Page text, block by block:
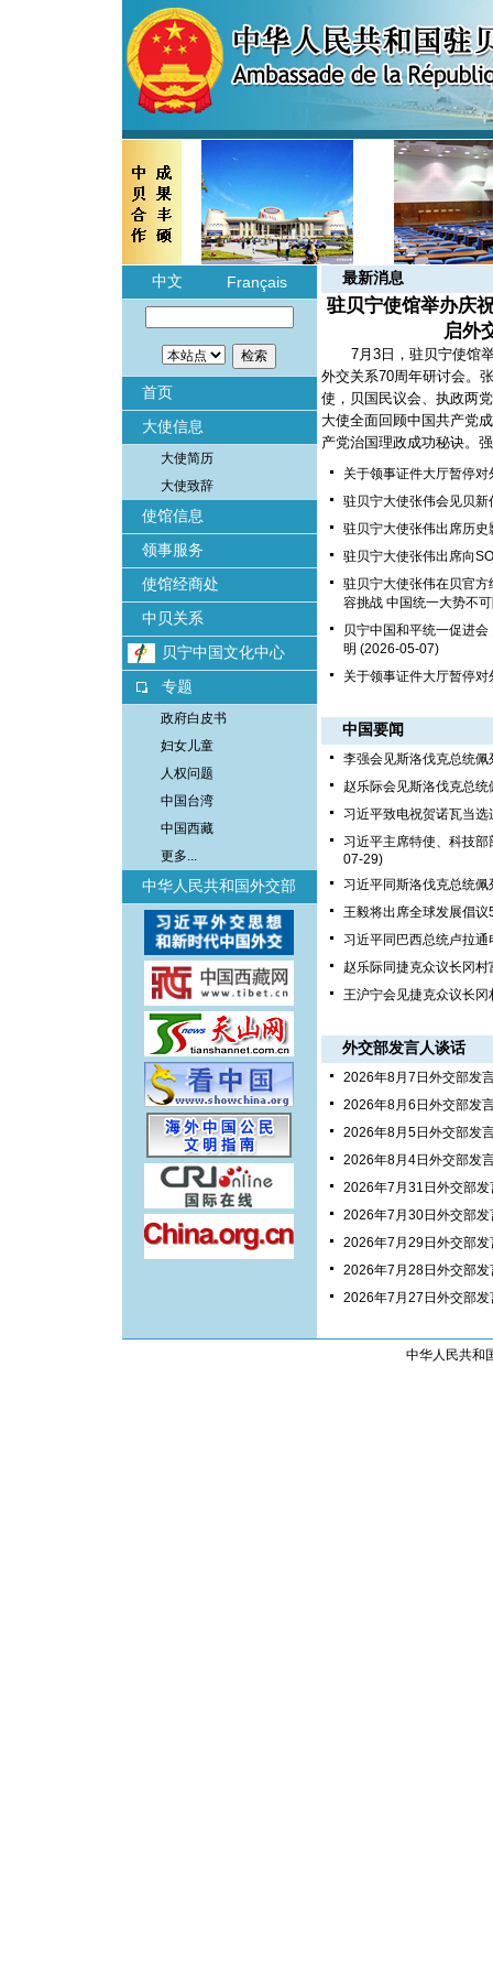
中文 Français
首页
大使信息
大使简历
大使致辞
使馆信息
领事服务
使馆经商处
中贝关系
贝宁中国文化中心
专题
政府白皮书
妇女儿童
人权问题
中国台湾
中国西藏
更多...
中华人民共和国外交部
最新消息
驻贝宁使馆举办庆
启外
7月3日，驻贝宁使馆
外交关系70周年研讨会。
使，贝国民议会、执政两
大使全面回顾中国共产党
产党治国理政成功秘诀。
关于领事证件大厅暂停对
驻贝宁大使张伟会见贝
驻贝宁大使张伟出席历
驻贝宁大使张伟出席向
驻贝宁大使张伟在贝官
容挑战 中国统一大势不
贝宁中国和平统一促进
明 (2026-05-07)
关于领事证件大厅暂停对
中国要闻
李强会见斯洛伐克总统佩
赵乐际会见斯洛伐克总统
习近平致电祝贺诺瓦当
习近平主席特使、科技
07-29)
习近平同斯洛伐克总统佩
王毅将出席全球发展倡
习近平同巴西总统卢拉通
赵乐际同捷克众议长冈村
王沪宁会见捷克众议长冈
外交部发言人谈话
2026年8月7日外交部发
2026年8月6日外交部发
2026年8月5日外交部发
2026年8月4日外交部发
2026年7月31日外交部
2026年7月30日外交部
2026年7月29日外交部
2026年7月28日外交部
2026年7月27日外交部
中华人民共和